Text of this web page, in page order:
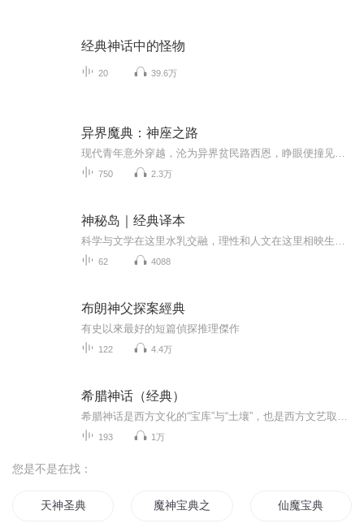
经典神话中的怪物
20 39.6万
异界魔典：神座之路
750 2.3万
神秘岛｜经典译本
62 4088
布朗神父探案經典
有史以來最好的短篇偵探推理傑作
122 4.4万
希腊神话（经典）
193 1万
您是不是在找：
天神圣典 魔神宝典之魔神同修 仙魔宝典